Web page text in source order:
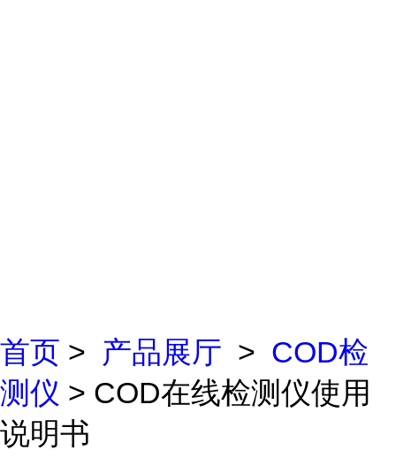
首页 > 产品展厅 > COD检
测仪 > COD在线检测仪使用
说明书